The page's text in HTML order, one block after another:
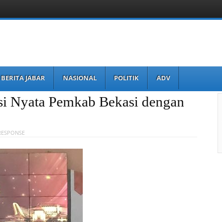
BERITA JABAR NASIONAL POLITIK ADV
Nyata Pemkab Bekasi dengan